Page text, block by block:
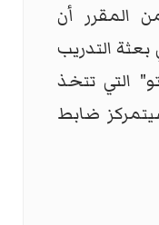
المقرر أن
التدريب
التي تتخذ
ضابط